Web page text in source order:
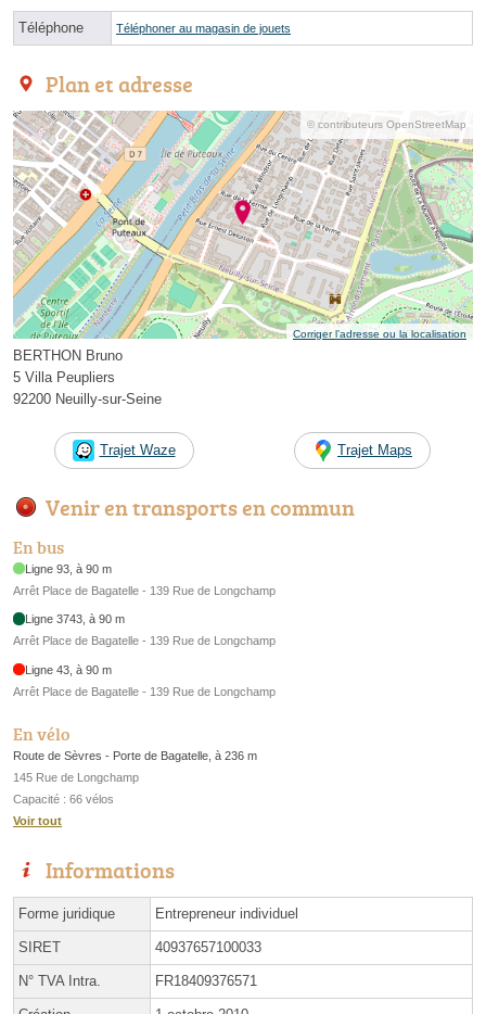
Téléphone Téléphoner au magasin de jouets
Plan et adresse
© contributeurs OpenStreetMap
Corriger l’adresse ou la localisation
BERTHON Bruno
5 Villa Peupliers
92200 Neuilly-sur-Seine
Trajet Waze Trajet Maps
Venir en transports en commun
En bus
Ligne 93, à 90 m
Arrêt Place de Bagatelle - 139 Rue de Longchamp
Ligne 3743, à 90 m
Arrêt Place de Bagatelle - 139 Rue de Longchamp
Ligne 43, à 90 m
Arrêt Place de Bagatelle - 139 Rue de Longchamp
En vélo
Route de Sèvres - Porte de Bagatelle, à 236 m
145 Rue de Longchamp
Capacité : 66 vélos
Voir tout
Informations
Forme juridique Entrepreneur individuel
SIRET 40937657100033
N° TVA Intra. FR18409376571